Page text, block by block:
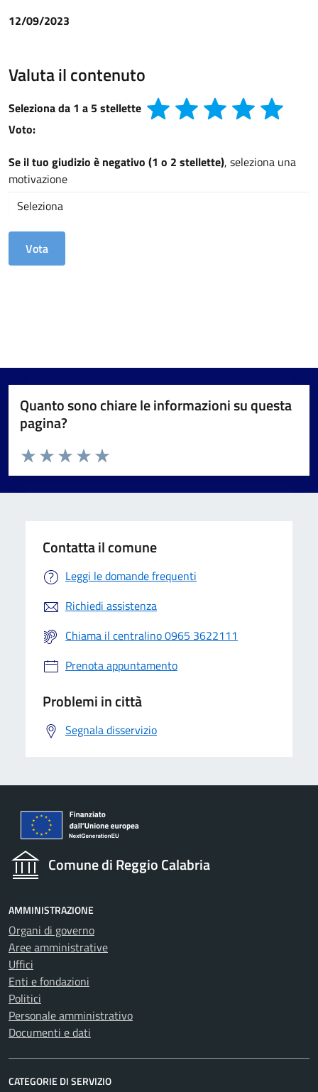
12/09/2023
Valuta il contenuto
Seleziona da 1 a 5 stellette
Voto:
Se il tuo giudizio è negativo (1 o 2 stellette), seleziona una
motivazione
Quanto sono chiare le informazioni su questa
pagina?
Valuta da 1 a 5 stelle la pagina
Valuta 5 stelle su 5
Valuta 4 stelle su 5
Valuta 3 stelle su 5
Valuta 2 stelle su 5
Valuta 1 stelle su 5
Contatta il comune
Leggi le domande frequenti
Richiedi assistenza
Chiama il centralino 0965 3622111
Prenota appuntamento
Problemi in città
Segnala disservizio
Comune di Reggio Calabria
AMMINISTRAZIONE
Organi di governo
Aree amministrative
Uffici
Enti e fondazioni
Politici
Personale amministrativo
Documenti e dati
CATEGORIE DI SERVIZIO